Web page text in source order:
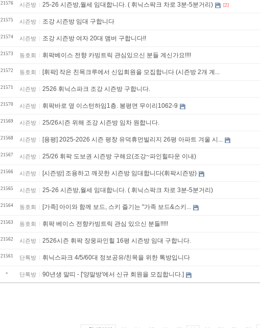
21576 시즌방 25-26 시즌방,월세 임대합니다. ( 휘닉스팍크 차로 3분-5분거리) [2]
21575 시즌방 조강 시즌방 임대 구합니다
21574 시즌방 조강 시즌방 여자 20대 맴버 구합니다!!
21573 동호회 휘팍베이스 전향 카빙트릭 관심있으신 분들 계신가요!!!!
21572 동호회 [휘팍] 작은 친목크루에서 신입회원을 모집합니다 (시즌방 2개 계...
21571 시즌방 2526 휘닉스파크 조강 시즌방 구합니다.
21570 시즌방 휘팍바로 옆 이스턴하임1층. 봉평면 무이리1062-9
21569 시즌방 25/26시즌 위해 조강 시즌방 임차 원합니다.
21568 시즌방 [용평] 2025-2026 시즌 평창 유덕휴먼빌리지 26평 아파트 겨울 시...
21567 시즌방 25/26 휘팍 도보권 시즌방 구해요(조강~파인힐타운 이내)
21566 시즌방 [시즌방] 조용하고 깨끗한 시즌방 임대합니다(휘팍시즌방)
21565 시즌방 25-26 시즌방,월세 임대합니다. ( 휘닉스팍크 차로 3분-5분거리)
21564 동호회 [가족] 아이와 함께 보드, 스키 즐기는 "가족 보드&스키...
21563 동호회 휘팍 베이스 전향카빙트릭 관심 있으신 분들!!!!!
21562 시즌방 2526시즌 휘팍 장웅파인힐 16평 시즌방 임대 구합니다.
21561 단톡방 휘닉스파크 4/5/60대 정보공유/친목을 위한 톡방입니다
» 단톡방 90년생 말띠 - ['양말방'에서 신규 회원을 모집합니다.]